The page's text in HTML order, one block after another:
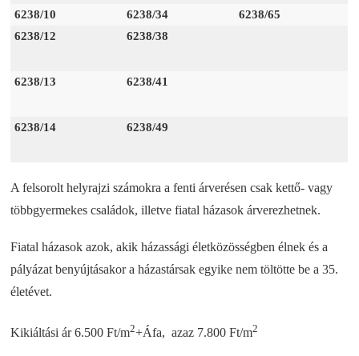
6238/10
6238/34
6238/65
6238/12
6238/38
6238/13 6238/41
6238/14 6238/49
A felsorolt helyrajzi számokra a fenti árverésen csak kettő- vagy
többgyermekes családok, illetve fiatal házasok árverezhetnek.
Fiatal házasok azok, akik házassági életközösségben élnek és a
pályázat benyújtásakor a házastársak egyike nem töltötte be a 35.
életévet.
Kikiáltási ár 6.500 Ft/m2+Áfa, azaz 7.800 Ft/m2